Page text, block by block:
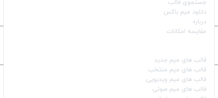
جستجوی قالب
دانلود میم باکس
درباره
مقایسه امکانات
قالب‌ های میم جدید
قالب‌ های میم منتخب
قالب‌ های میم ویدیویی
قالب‌ های میم صوتی